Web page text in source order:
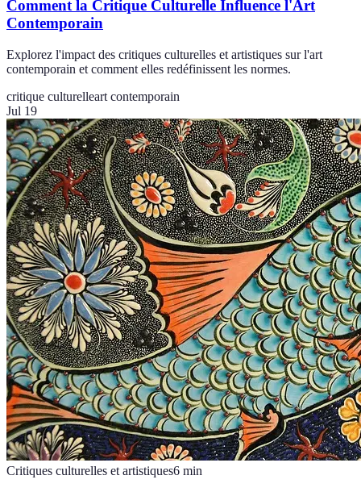
Comment la Critique Culturelle Influence l'Art
Contemporain
Explorez l'impact des critiques culturelles et artistiques sur l'art
contemporain et comment elles redéfinissent les normes.
critique culturelleart contemporain
Jul 19
Critiques culturelles et artistiques6 min